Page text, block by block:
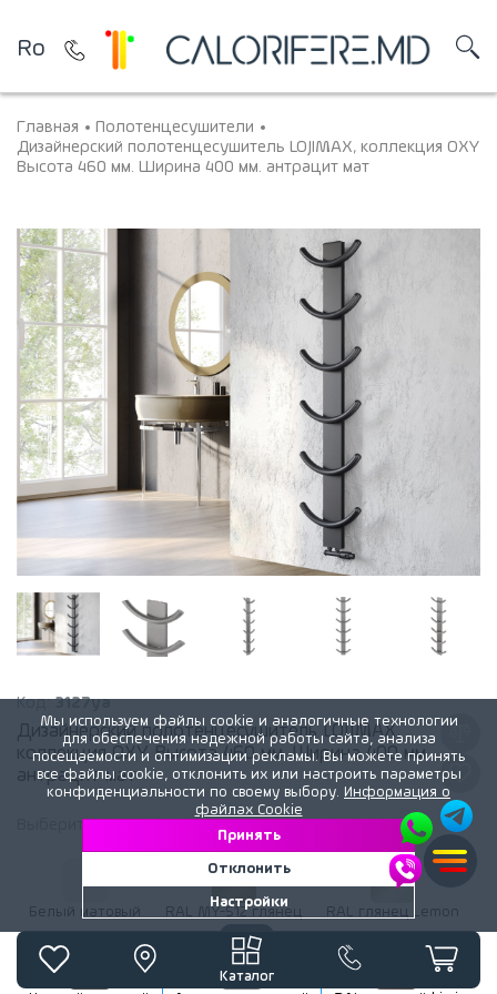
Ro
Каталог
Главная
Полотенцесушители
Дизайнерский полотенцесушитель LOJIMAX, коллекция OXY
Высота 460 мм. Ширина 400 мм. антрацит мат
Код:3127ya
Дизайнерский полотенцесушитель LOJIMAX,
коллекция OXY Высота 460 мм. Ширина 400 мм.
антрацит мат
Выберитецветрадиатора:Антрацит матовый
Белый матовый RAL MY-512 глянец RAL глянец Lemon
Мы используем файлы cookie и аналогичные технологии
для обеспечения надежной работы сайта, анализа
посещаемости и оптимизации рекламы. Вы можете принять
все файлы cookie, отклонить их или настроить параметры
конфиденциальности по своему выбору. Информация о
файлах Cookie
Принять
Отклонить
Настройки